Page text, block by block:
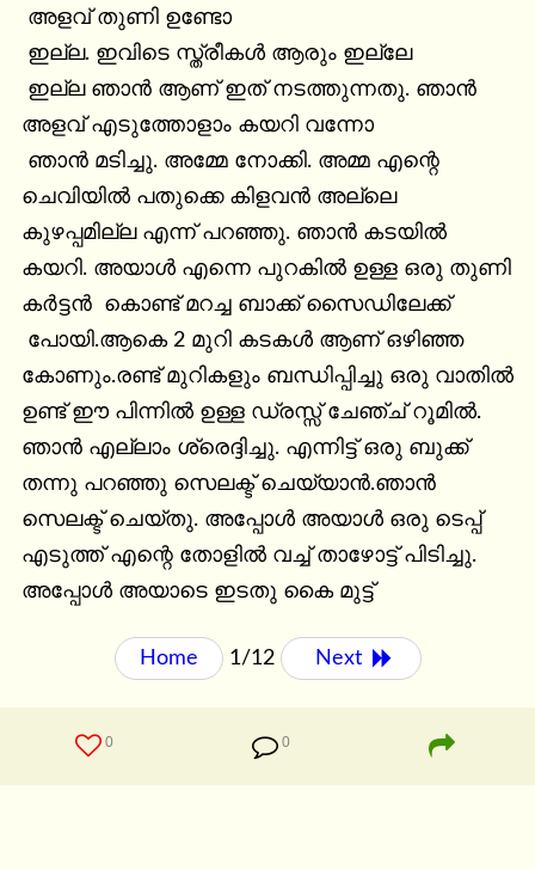
അളവ് എടുത്തോളാം കയറി വന്നോ
ചെവിയിൽ പതുക്കെ കിളവൻ അല്ലെ
കുഴപ്പമില്ല എന്ന് പറഞ്ഞു. ഞാൻ കടയിൽ
കയറി. അയാൾ എന്നെ പുറകിൽ ഉള്ള ഒരു തുണി
കർട്ടൻ  കൊണ്ട് മറച്ച ബാക്ക് സൈഡിലേക്ക്
പോയി.ആകെ 2 മുറി കടകൾ ആണ് ഒഴിഞ്ഞ
കോണും.രണ്ട് മുറികളും ബന്ധിപ്പിച്ചു ഒരു വാതിൽ
ഉണ്ട് ഈ പിന്നിൽ ഉള്ള ഡ്രസ്സ്‌ ചേഞ്ച്‌ റൂമിൽ.
ഞാൻ എല്ലാം ശ്രെദ്ദിച്ചു. എന്നിട്ട് ഒരു ബുക്ക്‌
തന്നു പറഞ്ഞു സെലക്ട്‌ ചെയ്യാൻ.ഞാൻ
സെലക്ട്‌ ചെയ്തു. അപ്പോൾ അയാൾ ഒരു ടെപ്പ്
എടുത്ത് എന്റെ തോളിൽ വച്ച് താഴോട്ട് പിടിച്ചു.
അപ്പോൾ അയാടെ ഇടതു കൈ മുട്ട്
Home 1/12 Next
0 0